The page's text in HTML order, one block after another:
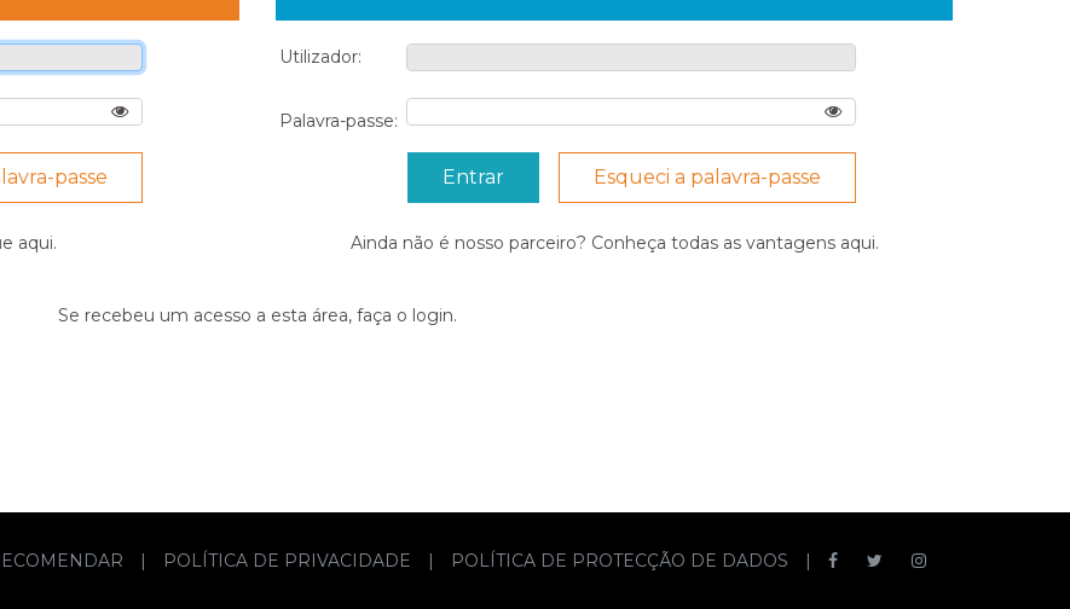
passe
aqui.
Utilizador:
Palavra-passe:
Esqueci a palavra-passe
Ainda não é nosso parceiro? Conheça todas as vantagens aqui.
Se recebeu um acesso a esta área, faça o login.
| POLÍTICA DE PRIVACIDADE | POLÍTICA DE PROTECÇÃO DE DADOS |